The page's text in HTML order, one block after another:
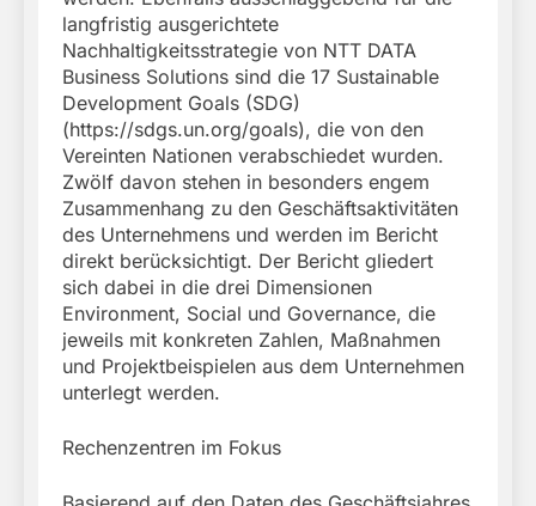
langfristig ausgerichtete
Nachhaltigkeitsstrategie von NTT DATA
Business Solutions sind die 17 Sustainable
Development Goals (SDG)
(https://sdgs.un.org/goals), die von den
Vereinten Nationen verabschiedet wurden.
Zwölf davon stehen in besonders engem
Zusammenhang zu den Geschäftsaktivitäten
des Unternehmens und werden im Bericht
direkt berücksichtigt. Der Bericht gliedert
sich dabei in die drei Dimensionen
Environment, Social und Governance, die
jeweils mit konkreten Zahlen, Maßnahmen
und Projektbeispielen aus dem Unternehmen
unterlegt werden.
Rechenzentren im Fokus